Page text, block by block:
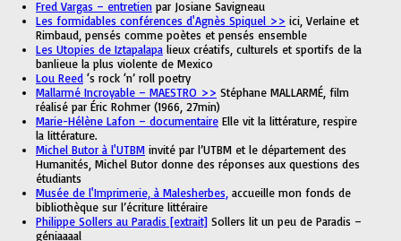
Fred Vargas – entretien par Josiane Savigneau
Les formidables conférences d'Agnès Spiquel >> ici, Verlaine et
Rimbaud, pensés comme poètes et pensés ensemble
Les Utopies de Iztapalapa lieux créatifs, culturels et sportifs de la
banlieue la plus violente de Mexico
Lou Reed ‘s rock ‘n’ roll poetry
Mallarmé Incroyable – MAESTRO >> Stéphane MALLARMÉ, film
réalisé par Éric Rohmer (1966, 27min)
Marie-Hélène Lafon – documentaire Elle vit la littérature, respire
la littérature.
Michel Butor à l'UTBM invité par l’UTBM et le département des
Humanités, Michel Butor donne des réponses aux questions des
étudiants
Musée de l'Imprimerie, à Malesherbes, accueille mon fonds de
bibliothèque sur l’écriture littéraire
Philippe Sollers au Paradis [extrait] Sollers lit un peu de Paradis –
géniaaaal